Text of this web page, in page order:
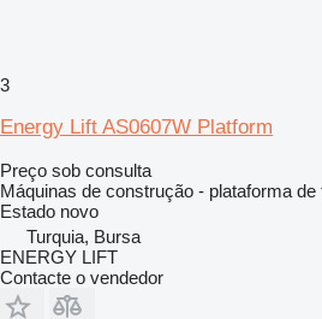
3
Energy Lift AS0607W Platform
Preço sob consulta
Máquinas de construção - plataforma de
Estado novo
Turquia, Bursa
ENERGY LIFT
Contacte o vendedor